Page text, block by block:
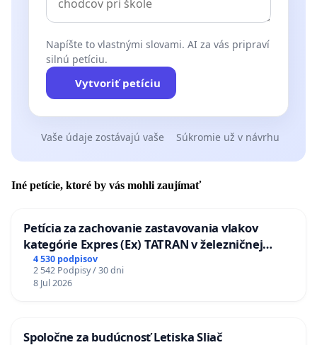
Napíšte to vlastnými slovami. AI za vás pripraví
silnú petíciu.
Vytvoriť petíciu
Vaše údaje zostávajú vaše Súkromie už v návrhu
Iné petície, ktoré by vás mohli zaujímať
Petícia za zachovanie zastavovania vlakov
kategórie Expres (Ex) TATRAN v železničnej
stanici Púchov
4 530 podpisov
2 542 Podpisy / 30 dni
8 Jul 2026
Spoločne za budúcnosť Letiska Sliač